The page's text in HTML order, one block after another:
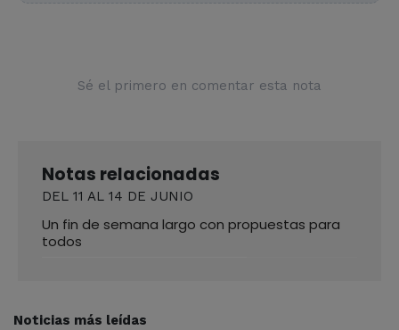
Sé el primero en comentar esta nota
Notas relacionadas
DEL 11 AL 14 DE JUNIO
Un fin de semana largo con propuestas para
todos
Noticias más leídas